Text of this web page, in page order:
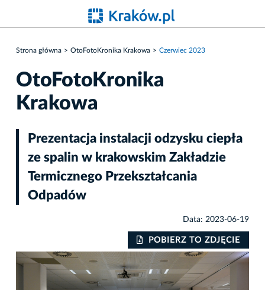
Strona główna OtoFotoKronika Krakowa Czerwiec 2023
OtoFotoKronika
Krakowa
Prezentacja instalacji odzysku ciepła
ze spalin w krakowskim Zakładzie
Termicznego Przekształcania
Odpadów
Data: 2023-06-19
POBIERZ TO ZDJĘCIE